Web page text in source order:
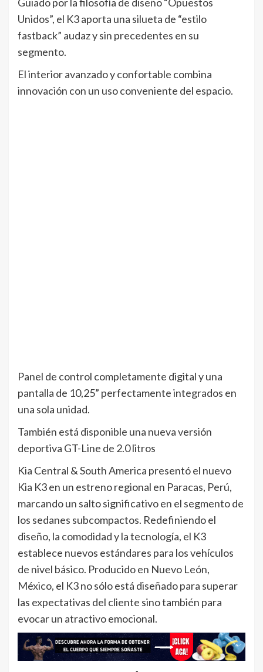
Unidos”, el K3 aporta una silueta de “estilo
fastback” audaz y sin precedentes en su
segmento.
El interior avanzado y confortable combina
innovación con un uso conveniente del espacio.
Panel de control completamente digital y una
pantalla de 10,25” perfectamente integrados en
una sola unidad.
También está disponible una nueva versión
deportiva GT-Line de 2.0 litros
Kia Central & South America presentó el nuevo
Kia K3 en un estreno regional en Paracas, Perú,
marcando un salto significativo en el segmento de
los sedanes subcompactos. Redefiniendo el
diseño, la comodidad y la tecnología, el K3
establece nuevos estándares para los vehículos
de nivel básico. Producido en Nuevo León,
México, el K3 no sólo está diseñado para superar
las expectativas del cliente sino también para
evocar un atractivo emocional.